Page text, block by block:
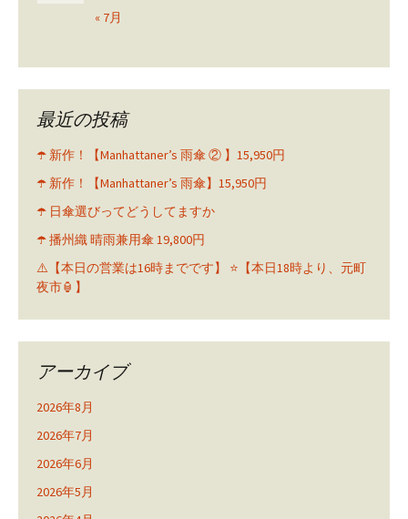
« 7月
最近の投稿
☂️ 新作！【Manhattaner’s 雨傘 ② 】15,950円
☂️ 新作！【Manhattaner’s 雨傘】15,950円
☂️ 日傘選びってどうしてますか
☂️ 播州織 晴雨兼用傘 19,800円
⚠️【本日の営業は16時までです】 ⭐️【本日18時より、元町
夜市🏮】
アーカイブ
2026年8月
2026年7月
2026年6月
2026年5月